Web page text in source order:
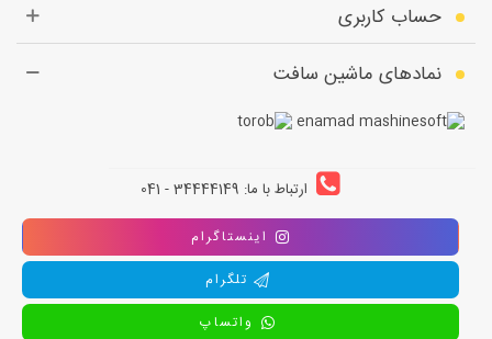
حساب کاربری
نمادهای ماشین سافت
ارتباط با ما: 34444149 - 041
اینستاگرام
تلگرام
واتساپ